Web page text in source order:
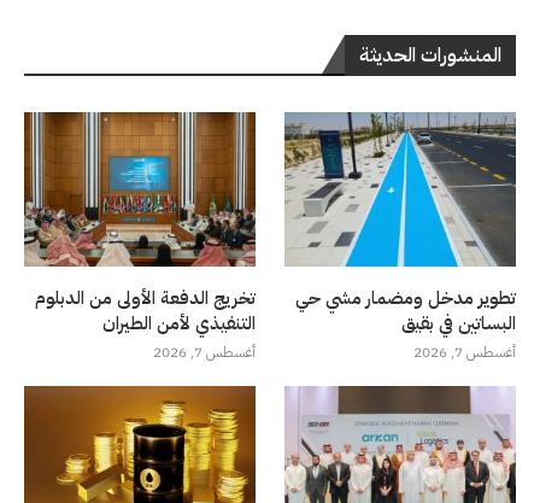
المنشورات الحديثة
تطوير مدخل ومضمار مشي حي
البساتين في بقيق
أغسطس 7, 2026
تخريج الدفعة الأولى من الدبلوم
التنفيذي لأمن الطيران
أغسطس 7, 2026